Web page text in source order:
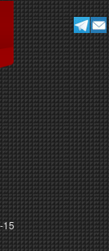
15